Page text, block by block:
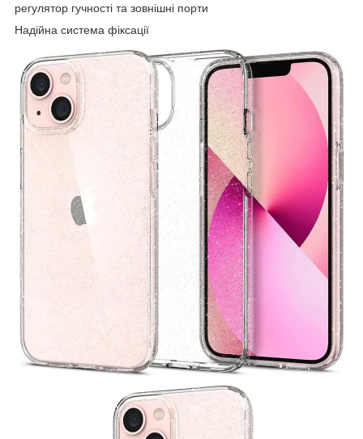
регулятор гучності та зовнішні порти
Надійна система фіксації